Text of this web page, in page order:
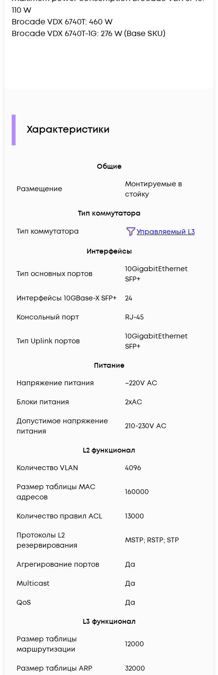
110 W
Brocade VDX 6740T: 460 W
Brocade VDX 6740T-1G: 276 W (Base SKU)
Характеристики
Общие
Размещение
Монтируемые в
стойку
Тип коммутатора
Тип коммутатора
Управляемый L3
Интерфейсы
Тип основных портов
10GigabitEthernet
SFP+
Интерфейсы 10GBase-X SFP+ 24
Консольный порт RJ-45
Тип Uplink портов
10GigabitEthernet
SFP+
Питание
Напряжение питания
~220V AC
Блоки питания 2xAC
Допустимое напряжение
питания
210-230V AC
L2 функционал
Количество VLAN
4096
Размер таблицы MAC
адресов
160000
Количество правил ACL 13000
Протоколы L2
резервирования
MSTP; RSTP; STP
Агрегирование портов Да
Multicast Да
QoS Да
L3 функционал
Размер таблицы
маршрутизации
12000
Размер таблицы ARP 32000